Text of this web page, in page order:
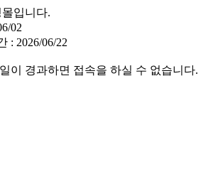
입니다.
02
: 2026/06/22
이 경과하면 접속을 하실 수 없습니다.